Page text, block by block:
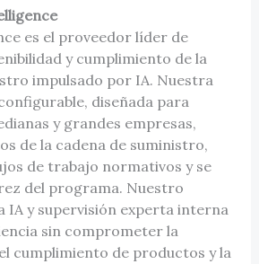
es el proveedor líder de
y cumplimiento de la
impulsado por IA. Nuestra
diseñada para
y grandes empresas,
de la cadena de suministro,
de trabajo normativos y se
del programa. Nuestro
IA y supervisión experta interna
sin comprometer la
cumplimiento de productos y la